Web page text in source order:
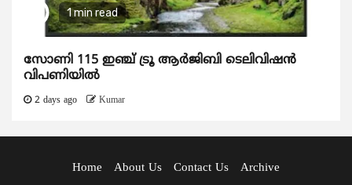
1 min read
സോണി 115 ഇഞ്ച് ട്രൂ ആർജിബി ടെലിവിഷൻ
വിപണിയിൽ
2 days ago Kumar
Home About Us Contact Us Archive